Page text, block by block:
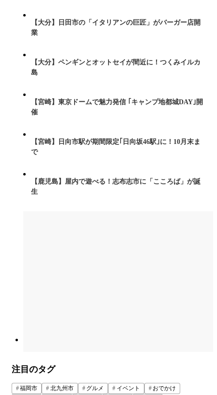
【大分】日田市の「イタリアンの巨匠」がバーガー店開
業
【大分】ペンギンとオットセイが間近に！つくみイルカ
島
【宮崎】東京ドームで魅力発信 ｢キャンプ地都城DAY｣開
催
【宮崎】日向市駅が期間限定｢日向坂46駅｣に！10月末ま
で
【鹿児島】屋内で遊べる！志布志市に「こころば」が誕
生
注目のタグ
福岡市 北九州市 グルメ イベント
おでかけ